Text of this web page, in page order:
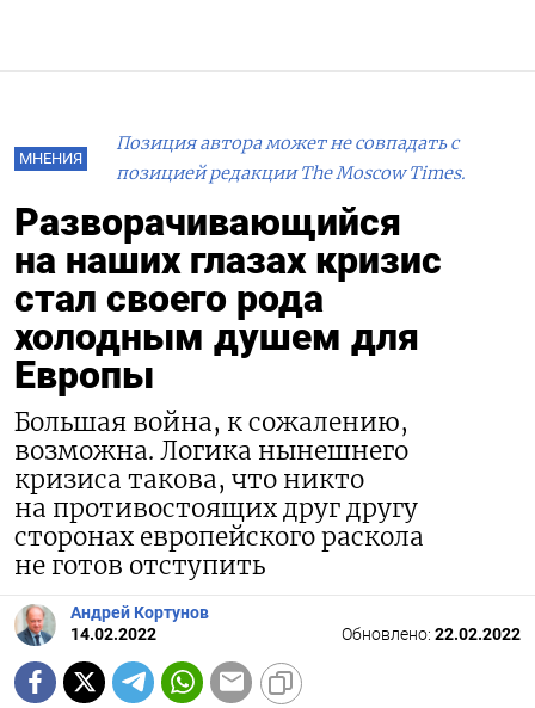
МНЕНИЯ
Позиция автора может не совпадать с
позицией редакции The Moscow Times.
Разворачивающийся
на наших глазах кризис
стал своего рода
холодным душем для
Европы
Большая война, к сожалению,
возможна. Логика нынешнего
кризиса такова, что никто
на противостоящих друг другу
сторонах европейского раскола
не готов отступить
Андрей Кортунов
14.02.2022
Обновлено: 22.02.2022